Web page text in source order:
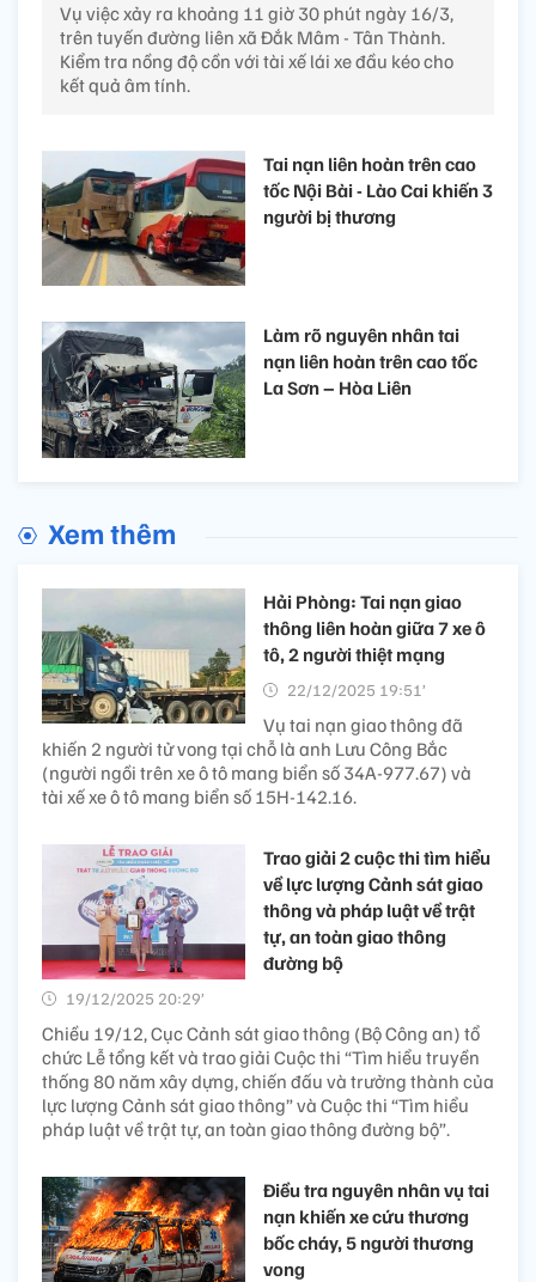
Vụ việc xảy ra khoảng 11 giờ 30 phút ngày 16/3,
trên tuyến đường liên xã Đắk Mâm - Tân Thành.
Kiểm tra nồng độ cồn với tài xế lái xe đầu kéo cho
kết quả âm tính.
Tai nạn liên hoàn trên cao
tốc Nội Bài - Lào Cai khiến 3
người bị thương
Làm rõ nguyên nhân tai
nạn liên hoàn trên cao tốc
La Sơn – Hòa Liên
Xem thêm
Hải Phòng: Tai nạn giao
thông liên hoàn giữa 7 xe ô
tô, 2 người thiệt mạng
22/12/2025 19:51’
Vụ tai nạn giao thông đã
khiến 2 người tử vong tại chỗ là anh Lưu Công Bắc
(người ngồi trên xe ô tô mang biển số 34A-977.67) và
tài xế xe ô tô mang biển số 15H-142.16.
Trao giải 2 cuộc thi tìm hiểu
về lực lượng Cảnh sát giao
thông và pháp luật về trật
tự, an toàn giao thông
đường bộ
19/12/2025 20:29’
Chiều 19/12, Cục Cảnh sát giao thông (Bộ Công an) tổ
chức Lễ tổng kết và trao giải Cuộc thi “Tìm hiểu truyền
thống 80 năm xây dựng, chiến đấu và trưởng thành của
lực lượng Cảnh sát giao thông” và Cuộc thi “Tìm hiểu
pháp luật về trật tự, an toàn giao thông đường bộ”.
Điều tra nguyên nhân vụ tai
nạn khiến xe cứu thương
bốc cháy, 5 người thương
vong​